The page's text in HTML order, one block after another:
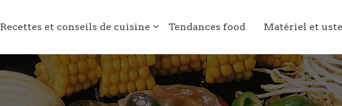
Recettes et conseils de cuisine Tendances food Matériel et